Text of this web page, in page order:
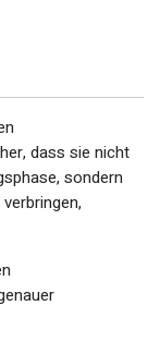
dass sie nicht
sondern